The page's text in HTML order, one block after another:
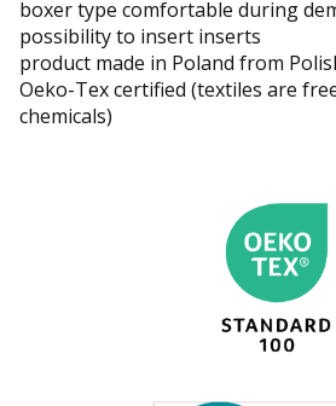
boxer type comfortable during
possibility to insert inserts
product made in Poland from
Oeko-Tex certified (textiles are
chemicals)